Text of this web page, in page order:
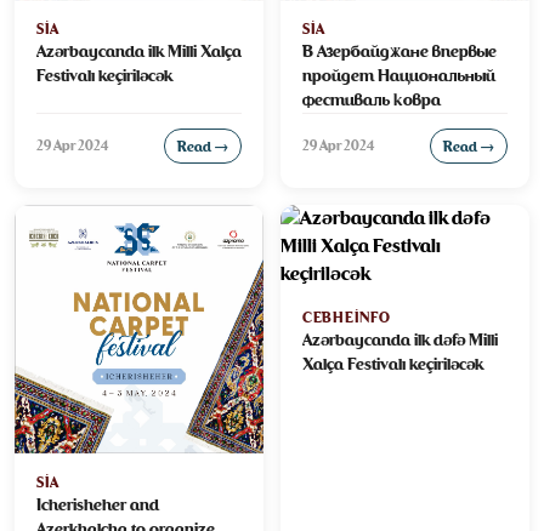
SIA
Azərbaycanda ilk Milli Xalça
Festivalı keçiriləcək
29 Apr 2024 Read →
SIA
В Азербайджане впервые
пройдет Национальный
фестиваль ковра
29 Apr 2024 Read →
SIA
Icherisheher and
CEBHEINFO
Azərbaycanda ilk dəfə Milli
Xalça Festivalı keçiriləcək